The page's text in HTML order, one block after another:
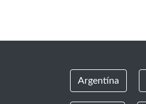
Argentína